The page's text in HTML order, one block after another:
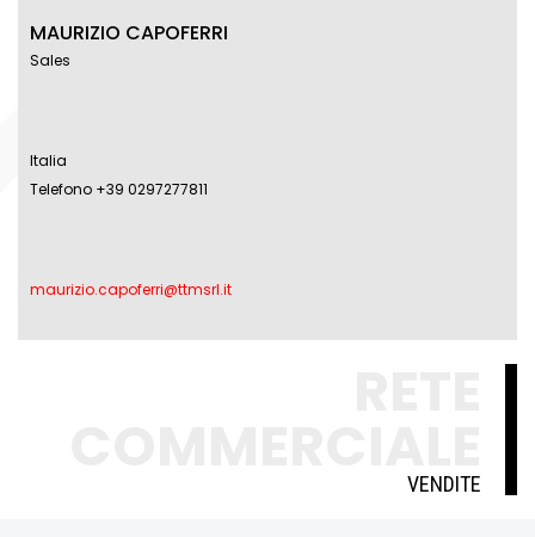
MAURIZIO CAPOFERRI
Sales
Italia
Telefono +39 0297277811
maurizio.capoferri@ttmsrl.it
VENDITE